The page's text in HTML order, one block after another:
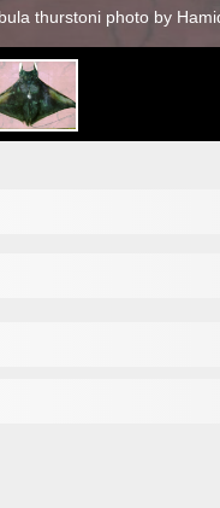
thurstoni photo by